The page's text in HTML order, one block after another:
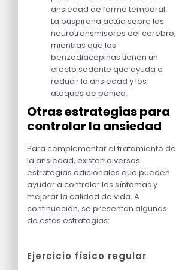
ansiedad de forma temporal.
La buspirona actúa sobre los
neurotransmisores del cerebro,
mientras que las
benzodiacepinas tienen un
efecto sedante que ayuda a
reducir la ansiedad y los
ataques de pánico.
Otras estrategias para
controlar la ansiedad
Para complementar el tratamiento de
la ansiedad, existen diversas
estrategias adicionales que pueden
ayudar a controlar los síntomas y
mejorar la calidad de vida. A
continuación, se presentan algunas
de estas estrategias:
Ejercicio físico regular